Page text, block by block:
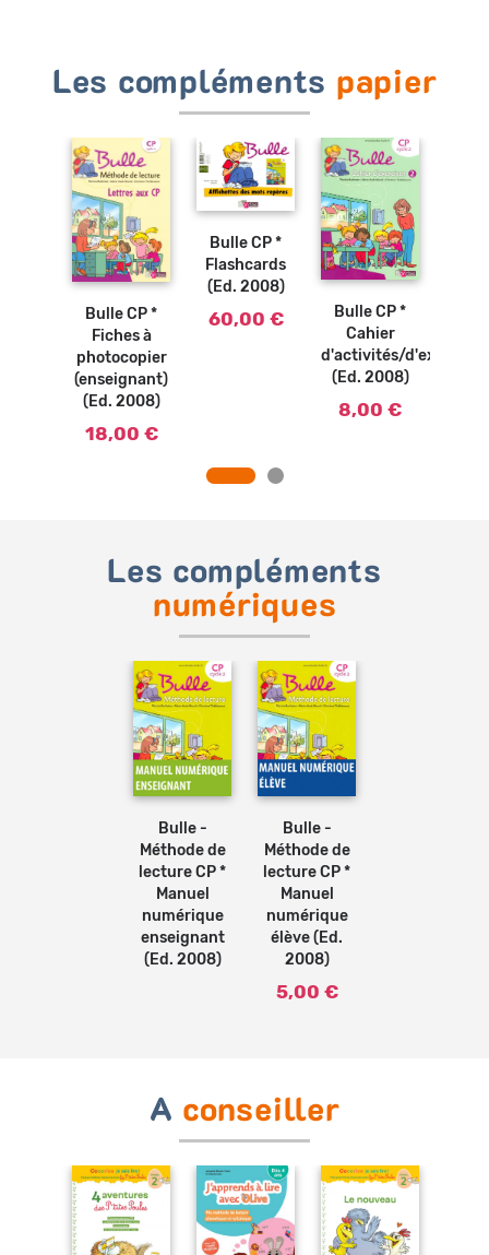
Les compléments papier
Ajouter
au
Bulle CP *
Fiches à
photocopier
(enseignant)
(Ed. 2008)
18,00 €
Ajouter
au
Bulle CP *
Flashcards
(Ed. 2008)
60,00 €
Ajouter
au
Bulle CP *
Cahier
d'activités/d'exercices
(Ed. 2008)
8,00 €
Les compléments
numériques
Bulle -
Méthode de
lecture CP *
Manuel
numérique
enseignant
(Ed. 2008)
au
Bulle -
Méthode de
lecture CP *
Manuel
numérique
élève (Ed.
2008)
5,00 €
A conseiller